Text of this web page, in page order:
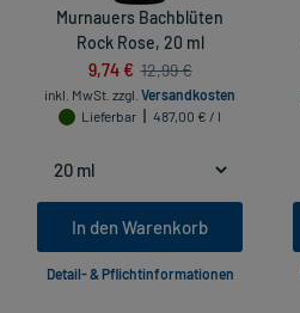
Murnauers Bachblüten
Rock Rose, 20 ml
9,74 € 12,99 €
inkl. MwSt. zzgl. Versandkosten
Lieferbar
487,00 € / l
In den Warenkorb
Detail- & Pflichtinformationen